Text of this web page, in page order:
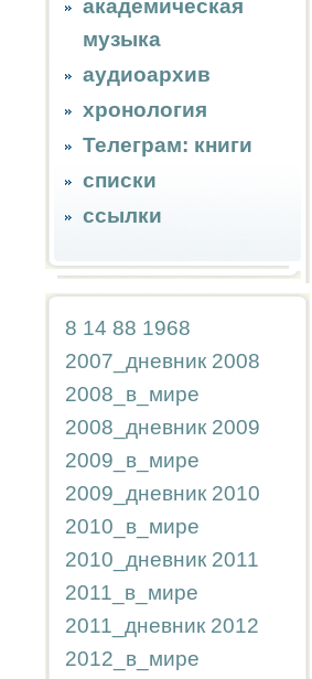
академическая
музыка
аудиоархив
хронология
Телеграм: книги
списки
ссылки
8 14 88 1968
2007_дневник 2008
2008_в_мире
2008_дневник 2009
2009_в_мире
2009_дневник 2010
2010_в_мире
2010_дневник 2011
2011_в_мире
2011_дневник 2012
2012_в_мире